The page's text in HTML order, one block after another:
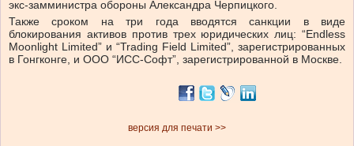
экс-замминистра обороны Александра Черпицкого.
Также сроком на три года вводятся санкции в виде
блокирования активов против трех юридических лиц: “Endless
Moonlight Limited” и “Trading Field Limited”, зарегистрированных
в Гонгконге, и ООО “ИСС-Софт”, зарегистрированной в Москве.
версия для печати >>